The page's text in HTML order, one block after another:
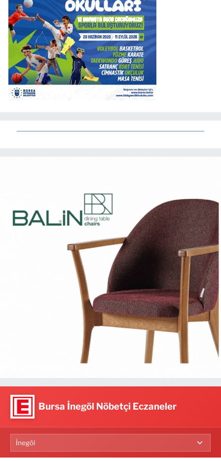
Bursa İnegöl Nöbetçi Eczaneler